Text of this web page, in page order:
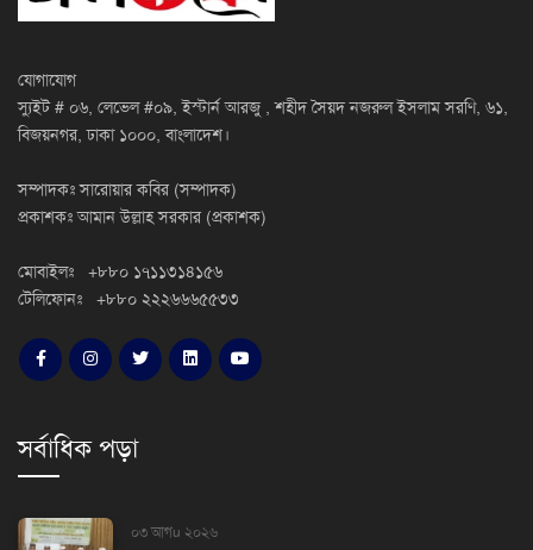
যোগাযোগ
স্যুইট # ০৬, লেভেল #০৯, ইস্টার্ন আরজু , শহীদ সৈয়দ নজরুল ইসলাম সরণি, ৬১,
বিজয়নগর, ঢাকা ১০০০, বাংলাদেশ।
সম্পাদকঃ সারোয়ার কবির (সম্পাদক)
প্রকাশকঃ আমান উল্লাহ সরকার (প্রকাশক)
মোবাইলঃ +৮৮০ ১৭১১৩১৪১৫৬
টেলিফোনঃ +৮৮০ ২২২৬৬৬৫৫৩৩
সর্বাধিক পড়া
০৩ আগu ২০২৬